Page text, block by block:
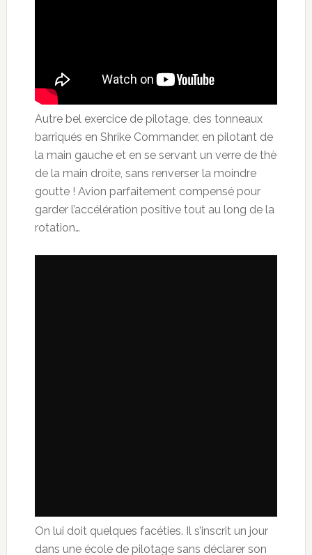
Autre bel exercice de pilotage, des tonneaux
barriqués en Shrike Commander, en pilotant de
la main gauche et en se servant un verre de thè
de la main droite, sans renverser la moindre
goutte ! Avion parfaitement compensé pour
garder l’accélération positive tout au long de la
rotation…
On lui doit quelques facéties. Il s’inscrit un jour
dans une école de pilotage sans déclarer son